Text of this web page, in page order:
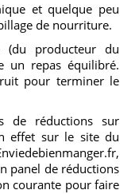
et quelque peu
de nourriture.
(du producteur du
un repas équilibré.
pour terminer le
de réductions sur
effet sur le site du
panel de réductions
courante pour faire